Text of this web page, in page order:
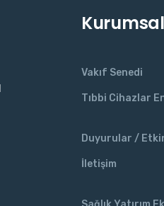
Kurumsal
Vakıf Senedi
Tıbbi Cihazlar
Duyurular /
İletişim